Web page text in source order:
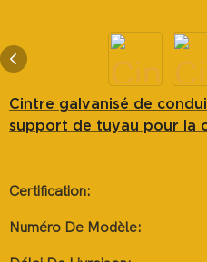
Cintre galvanisé de
support de tuyau pour la
Certification:
Numéro De Modèle: